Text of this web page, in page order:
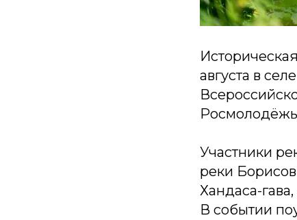
августа в
Участники
реки
Хандаса-
В событии